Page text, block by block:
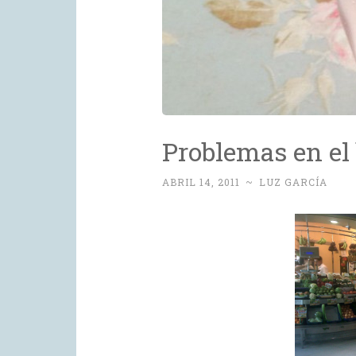
Problemas en
ABRIL 14, 2011 ~ LUZ GARCÍA